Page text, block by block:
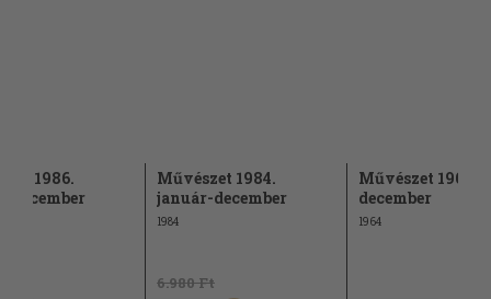
1986.
december
Művészet 1984.
január-december
1984
6.980 Ft
Művészet 1964.
december
1964